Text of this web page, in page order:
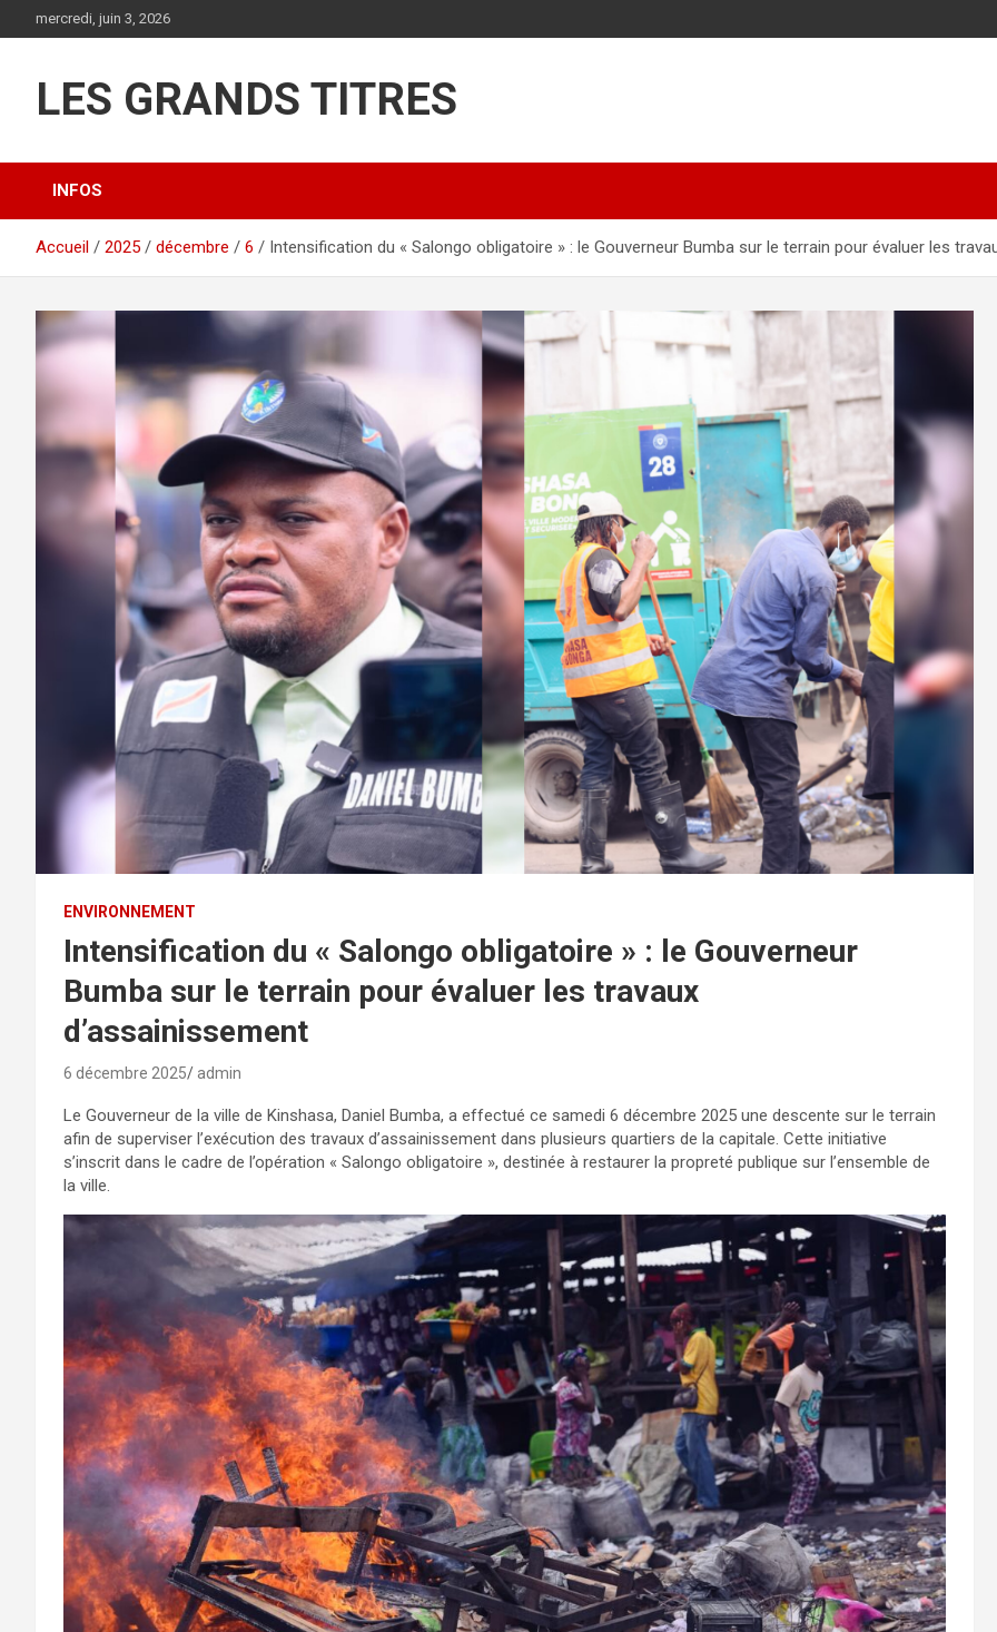
au
mercredi, juin 3, 2026
LES GRANDS TITRES
INFOS
Accueil 2025 décembre 6 Intensification du « Salongo obligatoire » : le Gouverneur Bumba sur le terrain pour évaluer les
ENVIRONNEMENT
Intensification du « Salongo obligatoire » : le Gouverneur
Bumba sur le terrain pour évaluer les travaux
d’assainissement
6 décembre 2025 admin
Le Gouverneur de la ville de Kinshasa, Daniel Bumba, a effectué ce samedi 6 décembre 2025 une descente sur le terrain
afin de superviser l’exécution des travaux d’assainissement dans plusieurs quartiers de la capitale. Cette initiative
s’inscrit dans le cadre de l’opération « Salongo obligatoire », destinée à restaurer la propreté publique sur l’ensemble de
la ville.